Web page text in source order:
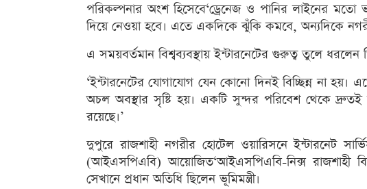
পরিকল্পনার অংশ হিসেবে‘ড্রেনেজ ও পানির লাইনের মতো
দিয়ে নেওয়া হবে। এতে একদিকে ঝুঁকি কমবে, অন্যদিকে
এ সময়বর্তমান বিশ্বব্যবস্থায় ইন্টারনেটের গুরুত্ব তুলে ধরলেন
‘ইন্টারনেটের যোগাযোগ যেন কোনো দিনই বিচ্ছিন্ন না হয়।
অচল অবস্থার সৃষ্টি হয়। একটি সুন্দর পরিবেশ থেকে
রয়েছে।’
দুপুরে রাজশাহী নগরীর হোটেল ওয়ারিসনে ইন্টারনেট
(আইএসপিএবি) আয়োজিত‘আইএসপিএবি-নিক্স রাজশাহী
সেখানে প্রধান অতিধি ছিলেন ভূমিমন্ত্রী।